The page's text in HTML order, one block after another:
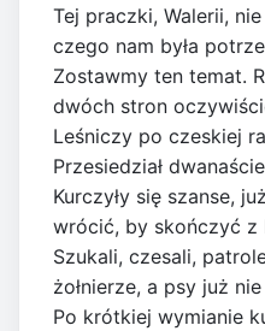
Tej praczki, Walerii,
czego nam była
Zostawmy ten temat.
dwóch stron
Leśniczy po czeskiej
Przesiedział
Kurczyły się szanse,
wrócić, by skończyć z
Szukali, czesali,
żołnierze, a psy już
Po krótkiej wymianie